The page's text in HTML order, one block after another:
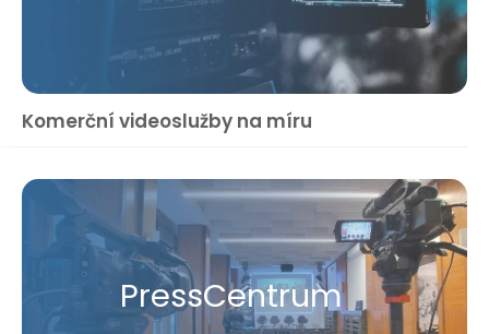
Komerční videoslužby na míru
Press​Centrum